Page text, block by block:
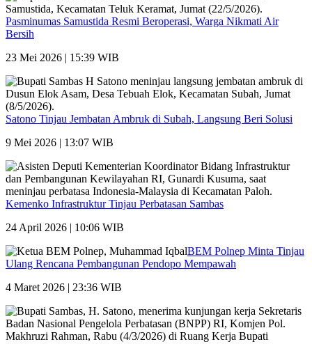
Pasminumas Samustida Resmi Beroperasi, Warga Nikmati Air
Bersih
23 Mei 2026 | 15:39 WIB
Satono Tinjau Jembatan Ambruk di Subah, Langsung Beri Solusi
9 Mei 2026 | 13:07 WIB
Kemenko Infrastruktur Tinjau Perbatasan Sambas
24 April 2026 | 10:06 WIB
BEM Polnep Minta Tinjau
Ulang Rencana Pembangunan Pendopo Mempawah
4 Maret 2026 | 23:36 WIB